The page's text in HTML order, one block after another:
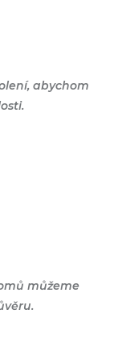
abychom
můžeme